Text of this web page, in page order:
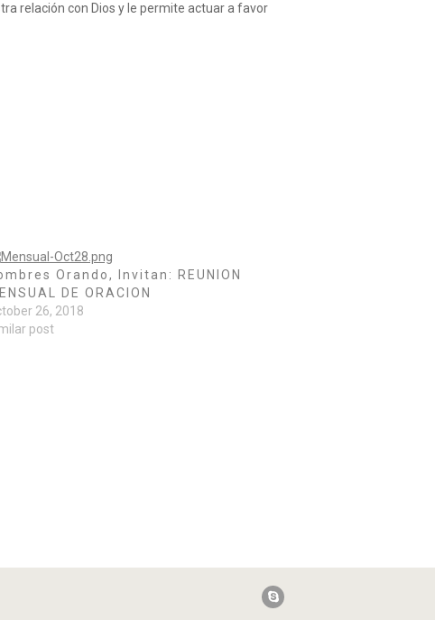
relación con Dios y le permite actuar a favor
Orando, Invitan: REUNION
DE ORACION
26, 2018
post